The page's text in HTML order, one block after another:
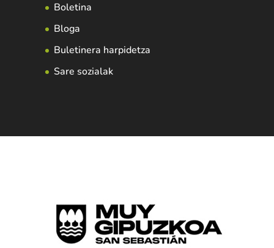
Boletina
Bloga
Buletinera harpidetza
Sare sozialak